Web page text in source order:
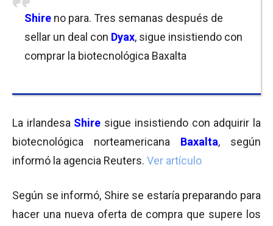
Shire no para. Tres semanas después de
sellar un deal con Dyax, sigue insistiendo con
comprar la biotecnológica Baxalta
La irlandesa Shire sigue insistiendo con adquirir la
biotecnológica norteamericana Baxalta, según
informó la agencia Reuters. Ver artículo
Según se informó, Shire se estaría preparando para
hacer una nueva oferta de compra que supere los